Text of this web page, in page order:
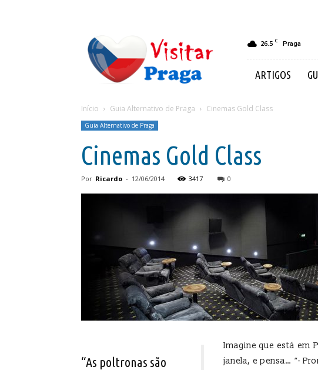
Visitar
Praga
26.5 C Praga
ARTIGOS
Início Guia Alternativo de Praga Cinemas Gold Class
Guia Alternativo de Praga
Cinemas Gold Class
Por Ricardo - 12/06/2014 3417 0
“As poltronas são
Imagine que está em
janela, e pensa… “-